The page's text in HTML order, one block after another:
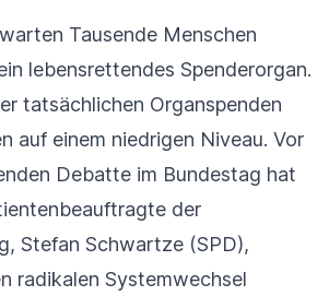
Tausende Menschen
lebensrettendes Spenderorgan.
tatsächlichen Organspenden
auf einem niedrigen Niveau. Vor
Debatte im Bundestag hat
der
Stefan Schwartze (SPD),
radikalen Systemwechsel